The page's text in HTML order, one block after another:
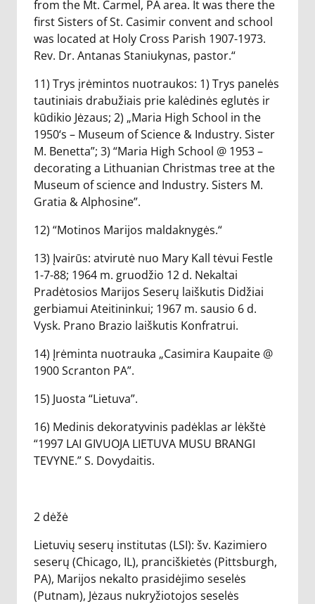
from the Mt. Carmel, PA area. It was there the
first Sisters of St. Casimir convent and school
was located at Holy Cross Parish 1907-1973.
Rev. Dr. Antanas Staniukynas, pastor.“
11) Trys įrėmintos nuotraukos: 1) Trys panelės
tautiniais drabužiais prie kalėdinės eglutės ir
kūdikio Jėzaus; 2) „Maria High School in the
1950‘s – Museum of Science & Industry. Sister
M. Benetta”; 3) “Maria High School @ 1953 –
decorating a Lithuanian Christmas tree at the
Museum of science and Industry. Sisters M.
Gratia & Alphosine”.
12) “Motinos Marijos maldaknygės.“
13) Įvairūs: atvirutė nuo Mary Kall tėvui Festle
1-7-88; 1964 m. gruodžio 12 d. Nekaltai
Pradėtosios Marijos Seserų laiškutis Didžiai
gerbiamui Ateitininkui; 1967 m. sausio 6 d.
Vysk. Prano Brazio laiškutis Konfratrui.
14) Įrėminta nuotrauka „Casimira Kaupaite @
1900 Scranton PA”.
15) Juosta “Lietuva”.
16) Medinis dekoratyvinis padėklas ar lėkštė
“1997 LAI GIVUOJA LIETUVA MUSU BRANGI
TEVYNE.” S. Dovydaitis.
2 dėžė
Lietuvių seserų institutas (LSI): šv. Kazimiero
seserų (Chicago, IL), pranciškietės (Pittsburgh,
PA), Marijos nekalto prasidėjimo seselės
(Putnam), Jėzaus nukryžiotojos seselės